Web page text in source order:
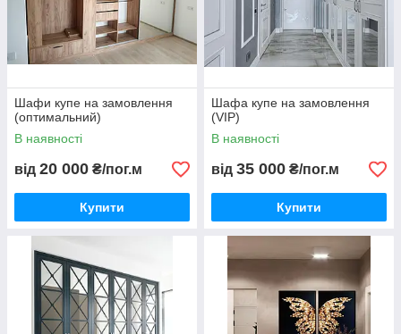
Шафи купе на замовлення
(оптимальний)
В наявності
від 20 000 ₴/пог.м
Купити
Шафа купе на замовлення
(VIP)
В наявності
від 35 000 ₴/пог.м
Купити